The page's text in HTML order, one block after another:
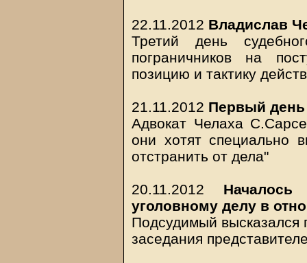
22.11.2012 Владислав
Третий день
пограничников на
позицию и тактику
21.11.2012 Первый день
Адвокат Челаха
они хотят специально
отстранить от дела"
20.11.2012 Началось
уголовному делу в
Подсудимый высказался
заседания